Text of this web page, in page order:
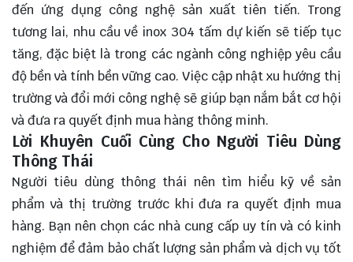
đến ứng dụng công nghệ sản xuất tiên tiến. Trong
tương lai, nhu cầu về inox 304 tấm dự kiến sẽ tiếp tục
tăng, đặc biệt là trong các ngành công nghiệp yêu cầu
độ bền và tính bền vững cao. Việc cập nhật xu hướng thị
trường và đổi mới công nghệ sẽ giúp bạn nắm bắt cơ hội
và đưa ra quyết định mua hàng thông minh.
Lời Khuyên Cuối Cùng Cho Người Tiêu Dùng
Thông Thái
Người tiêu dùng thông thái nên tìm hiểu kỹ về sản
phẩm và thị trường trước khi đưa ra quyết định mua
hàng. Bạn nên chọn các nhà cung cấp uy tín và có kinh
nghiệm để đảm bảo chất lượng sản phẩm và dịch vụ tốt